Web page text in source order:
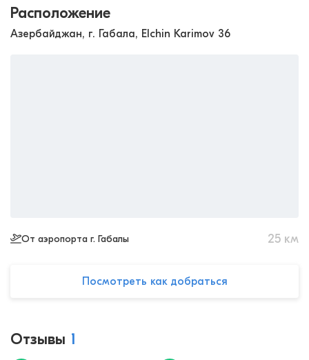
Расположение
Азербайджан, г. Габала, Elchin Karimov 36
От аэропорта г. Габалы 25 км
Посмотреть как добраться
Отзывы 1